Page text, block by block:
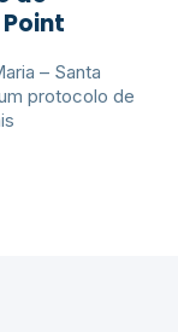
– Santa
protocolo de